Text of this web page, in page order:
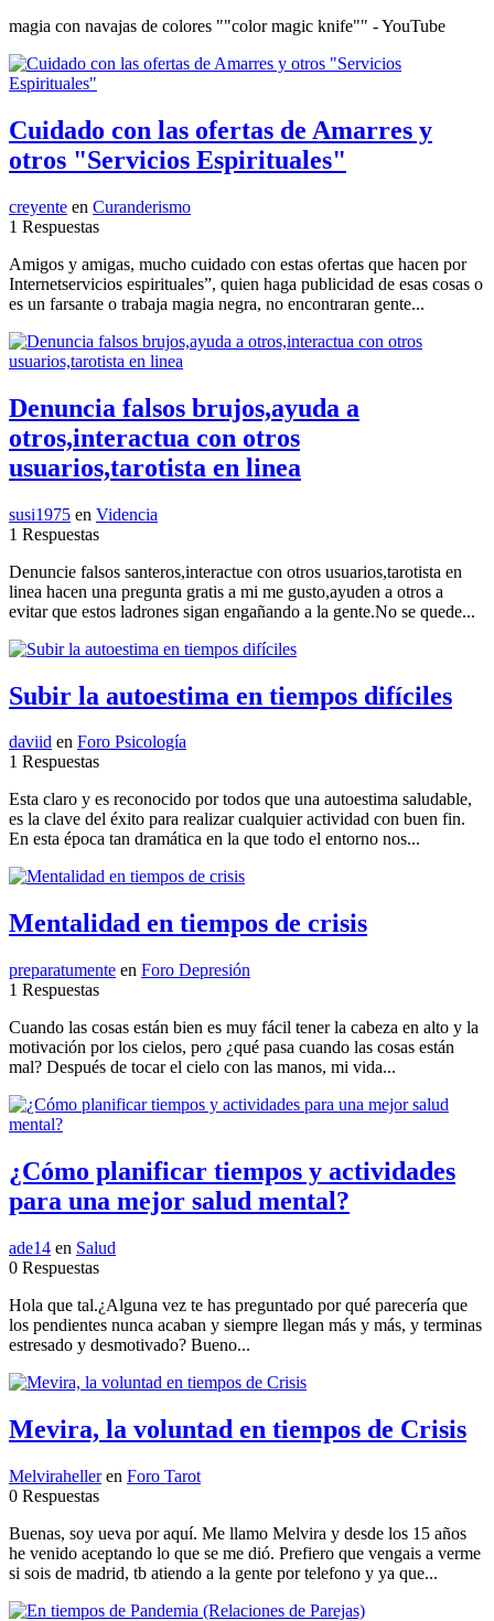
magia con navajas de colores ""color magic knife"" - YouTube
Cuidado con las ofertas de Amarres y
otros "Servicios Espirituales"
creyente en Curanderismo
1 Respuestas
Amigos y amigas, mucho cuidado con estas ofertas que hacen por
Internetservicios espirituales”, quien haga publicidad de esas cosas o
es un farsante o trabaja magia negra, no encontraran gente...
Denuncia falsos brujos,ayuda a
otros,interactua con otros
usuarios,tarotista en linea
susi1975 en Videncia
1 Respuestas
Denuncie falsos santeros,interactue con otros usuarios,tarotista en
linea hacen una pregunta gratis a mi me gusto,ayuden a otros a
evitar que estos ladrones sigan engañando a la gente.No se quede...
Subir la autoestima en tiempos difíciles
daviid en Foro Psicología
1 Respuestas
Esta claro y es reconocido por todos que una autoestima saludable,
es la clave del éxito para realizar cualquier actividad con buen fin.
En esta época tan dramática en la que todo el entorno nos...
Mentalidad en tiempos de crisis
preparatumente en Foro Depresión
1 Respuestas
Cuando las cosas están bien es muy fácil tener la cabeza en alto y la
motivación por los cielos, pero ¿qué pasa cuando las cosas están
mal? Después de tocar el cielo con las manos, mi vida...
¿Cómo planificar tiempos y actividades
para una mejor salud mental?
ade14 en Salud
0 Respuestas
Hola que tal.¿Alguna vez te has preguntado por qué parecería que
los pendientes nunca acaban y siempre llegan más y más, y terminas
estresado y desmotivado? Bueno...
Mevira, la voluntad en tiempos de Crisis
Melvirahelleren Foro Tarot
0 Respuestas
Buenas, soy ueva por aquí. Me llamo Melvira y desde los 15 años
he venido aceptando lo que se me dió. Prefiero que vengais a verme
si sois de madrid, tb atiendo a la gente por telefono y ya que...